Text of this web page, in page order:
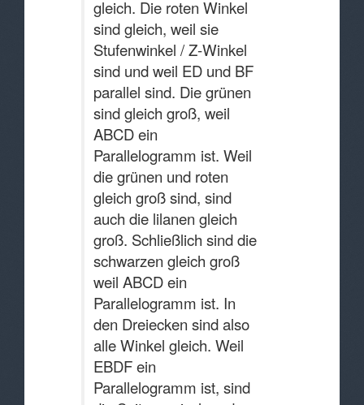
gleich. Die roten Winkel
sind gleich, weil sie
Stufenwinkel / Z-Winkel
sind und weil ED und BF
parallel sind. Die grünen
sind gleich groß, weil
ABCD ein
Parallelogramm ist. Weil
die grünen und roten
gleich groß sind, sind
auch die lilanen gleich
groß. Schließlich sind die
schwarzen gleich groß
weil ABCD ein
Parallelogramm ist. In
den Dreiecken sind also
alle Winkel gleich. Weil
EBDF ein
Parallelogramm ist, sind